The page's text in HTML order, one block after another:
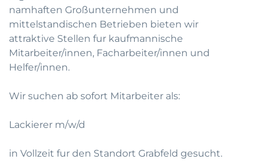
namhaften Großunternehmen und
mittelstandischen Betrieben bieten wir
attraktive Stellen fur kaufmannische
Mitarbeiter/innen, Facharbeiter/innen und
Helfer/innen.
Wir suchen ab sofort Mitarbeiter als:
Lackierer m/w/d
in Vollzeit fur den Standort Grabfeld gesucht.